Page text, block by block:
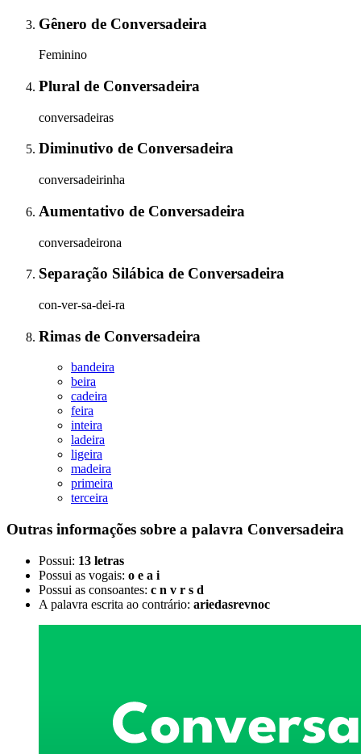
Gênero de Conversadeira
Feminino
Plural de Conversadeira
conversadeiras
Diminutivo de Conversadeira
conversadeirinha
Aumentativo de Conversadeira
conversadeirona
Separação Silábica de Conversadeira
con-ver-sa-dei-ra
Rimas de Conversadeira
bandeira
beira
cadeira
feira
inteira
ladeira
ligeira
madeira
primeira
terceira
Outras informações sobre a palavra Conversadeira
Possui: 13 letras
Possui as vogais: o e a i
Possui as consoantes: c n v r s d
A palavra escrita ao contrário: ariedasrevnoc